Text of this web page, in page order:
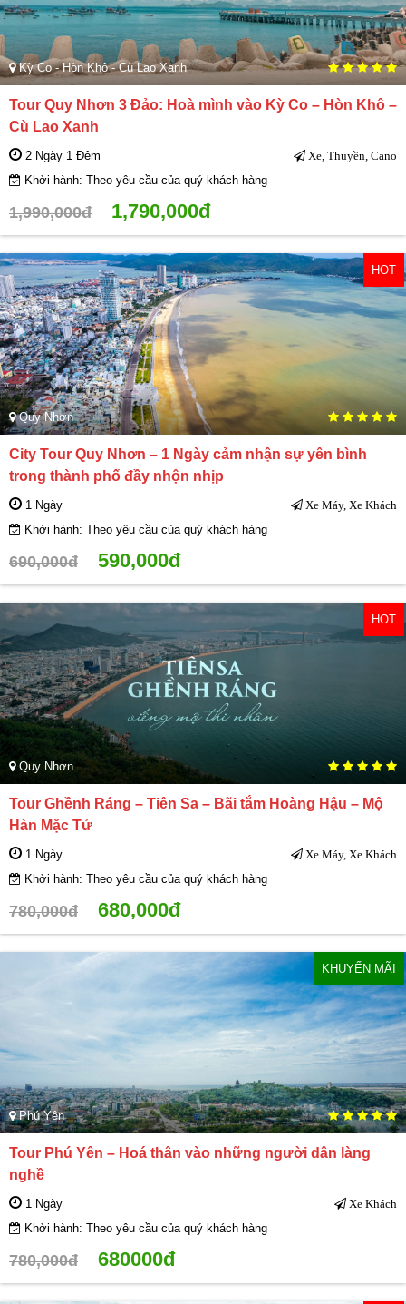
Kỳ Co - Hòn Khô - Cù Lao Xanh
Tour Quy Nhơn 3 Đảo: Hoà mình vào Kỳ Co – Hòn Khô –
Cù Lao Xanh
2 Ngày 1 Đêm Xe, Thuyền, Cano
Khởi hành: Theo yêu cầu của quý khách hàng
1,990,000đ 1,790,000đ
HOT
Quy Nhơn
City Tour Quy Nhơn – 1 Ngày cảm nhận sự yên bình
trong thành phố đầy nhộn nhịp
1 Ngày Xe Máy, Xe Khách
Khởi hành: Theo yêu cầu của quý khách hàng
690,000đ 590,000đ
HOT
Quy Nhơn
Tour Ghềnh Ráng – Tiên Sa – Bãi tắm Hoàng Hậu – Mộ
Hàn Mặc Tử
1 Ngày Xe Máy, Xe Khách
Khởi hành: Theo yêu cầu của quý khách hàng
780,000đ 680,000đ
KHUYẾN MÃI
Phú Yên
Tour Phú Yên – Hoá thân vào những người dân làng
nghề
1 Ngày Xe Khách
Khởi hành: Theo yêu cầu của quý khách hàng
780,000đ 680000đ